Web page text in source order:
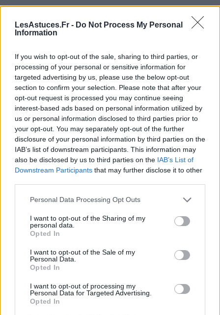
LesAstuces.Fr - Do Not Process My Personal
Information
If you wish to opt-out of the sale, sharing to third parties, or
processing of your personal or sensitive information for
targeted advertising by us, please use the below opt-out
section to confirm your selection. Please note that after your
opt-out request is processed you may continue seeing
interest-based ads based on personal information utilized by
us or personal information disclosed to third parties prior to
your opt-out. You may separately opt-out of the further
disclosure of your personal information by third parties on the
IAB’s list of downstream participants. This information may
also be disclosed by us to third parties on the IAB’s List of
Downstream Participants that may further disclose it to other
Personal Data Processing Opt Outs
I want to opt-out of the Sharing of my
personal data.
Opted In
I want to opt-out of the Sale of my
Personal Data.
Opted In
I want to opt-out of processing my
Personal Data for Targeted Advertising.
Opted In
Lorsqu’on bâille, la mâchoire s’ouvre grandement et
la pression de l’air à l’intérieur de l’oreille moyenne
Cette pression temporaire peut aider à dégager la
trompe d’Eustacheet à équilibrer la pression de l’air
dans l’oreille moyenne.
Cette méthode est très efficace pour ne plus avoir
l’oreille bouchée.
Le traitement pour les enfants
L’enfant est aussi sujet aux douleurs et aux légères
pertes auditives